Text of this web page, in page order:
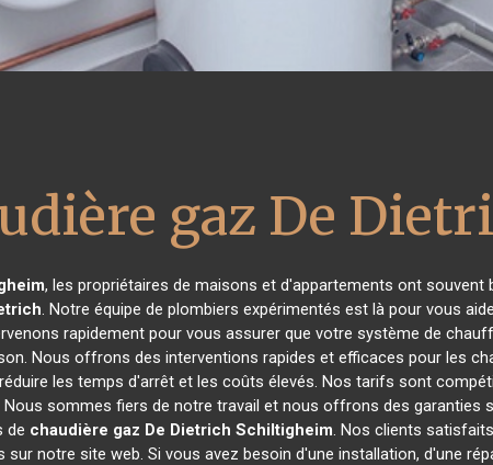
gaz De
, les propriétaires de maisons et d'appartements ont
. Notre équipe de plombiers expérimentés est là pour vous
rapidement pour vous assurer que votre système de
Nous offrons des interventions rapides et efficaces pour les
les temps d'arrêt et les coûts élevés. Nos tarifs sont
sommes fiers de notre travail et nous offrons des
de chaudière gaz De Dietrich Schiltigheim. Nos clients
notre site web. Si vous avez besoin d'une installation, d'une